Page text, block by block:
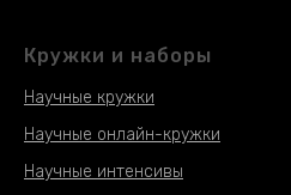
Кружки и наборы
Научные кружки
Научные онлайн-кружки
Научные интенсивы